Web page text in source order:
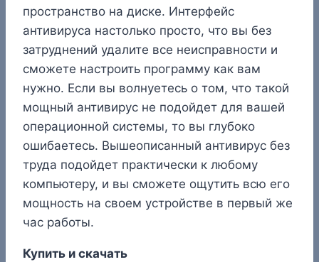
пространство на диске. Интерфейс
антивируса настолько просто, что вы без
затруднений удалите все неисправности и
сможете настроить программу как вам
нужно. Если вы волнуетесь о том, что такой
мощный антивирус не подойдет для вашей
операционной системы, то вы глубоко
ошибаетесь. Вышеописанный антивирус без
труда подойдет практически к любому
компьютеру, и вы сможете ощутить всю его
мощность на своем устройстве в первый же
час работы.
Купить и скачать